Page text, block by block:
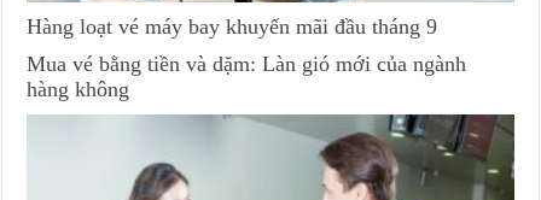
Hàng loạt vé máy bay khuyến mãi đầu tháng 9
Mua vé bằng tiền và dặm: Làn gió mới của ngành
hàng không